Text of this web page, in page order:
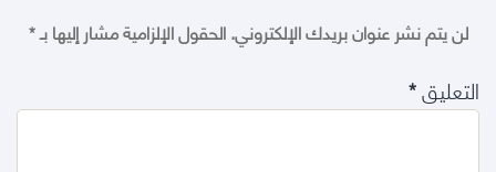
لن يتم نشر عنوان بريدك الإلكتروني.الحقول الإلزامية مشار إليها بـ*
التعليق*